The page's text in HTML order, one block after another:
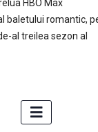
HBO Max
baletului romantic,
al treilea sezon al